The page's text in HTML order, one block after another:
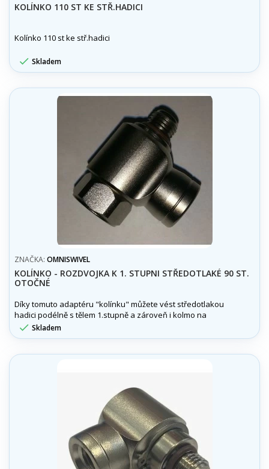
KOLÍNKO 110 ST KE STŘ.HADICI
Kolínko 110 st ke stř.hadici
 Skladem
ZNAČKA: OMNISWIVEL
KOLÍNKO - ROZDVOJKA K 1. STUPNI STŘEDOTLAKÉ 90 ST.
OTOČNÉ
Díky tomuto adaptéru "kolínku" můžete vést středotlakou
hadici podélně s tělem 1.stupně a zároveň i kolmo na
1.stupeň. Občas není kolmé napojení na 1stupeň úplně
ideální a zároveň může nastat i nedostatek portů pro
 Skladem